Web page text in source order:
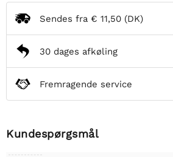
Sendes fra € 11,50 (DK)
30 dages afkøling
Fremragende service
Kundespørgsmål